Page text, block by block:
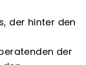
der hinter den
der